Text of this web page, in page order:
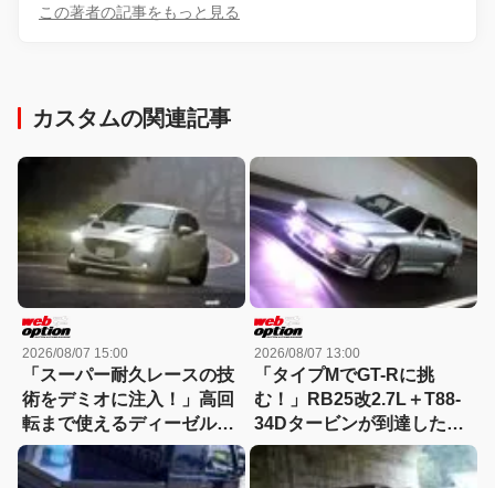
この著者の記事をもっと見る
カスタムの関連記事
2026/08/07 15:00
「スーパー耐久レースの技
術をデミオに注入！」高回
転まで使えるディーゼルタ
ーボ仕様が熱い!!
2026/08/07 13:00
「タイプMでGT-Rに挑
む！」RB25改2.7L＋T88-
34Dタービンが到達した
300km/hの領域